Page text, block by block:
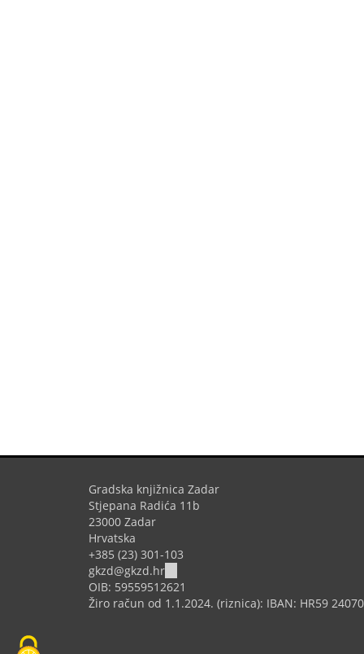
Gradska knjižnica Zadar
Stjepana Radića 11b
23000 Zadar
Hrvatska
+385 (23) 301-103
gkzd@gkzd.hr
sends
e-
mail)
OIB: 59559512621
Žiro račun od 1.1.2024. (riznica): IBAN: HR59